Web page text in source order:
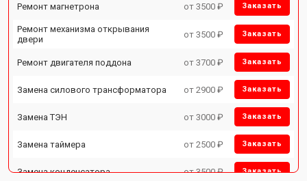
Ремонт магнетрона от 3500 ₽ Заказать
Ремонт механизма открывания
двери
от 3500 ₽ Заказать
Ремонт двигателя поддона от 3700 ₽ Заказать
Замена силового трансформатора от 2900 ₽ Заказать
Замена ТЭН от 3000 ₽ Заказать
Замена таймера от 2500 ₽ Заказать
Замена конденсатора от 3500 ₽ Заказать